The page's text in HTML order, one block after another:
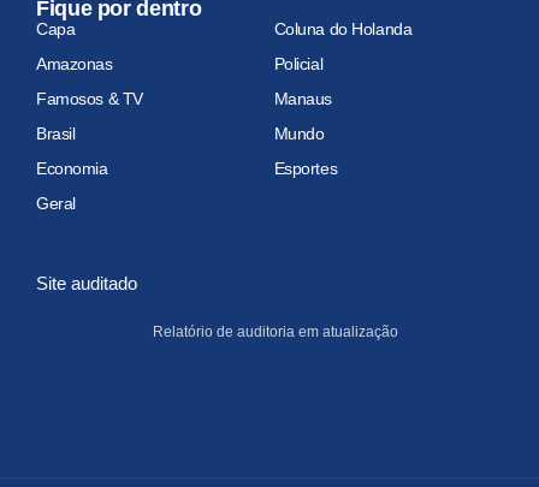
Fique por dentro
Capa
Coluna do Holanda
Amazonas
Policial
Famosos & TV
Manaus
Brasil
Mundo
Economia
Esportes
Geral
Site auditado
Relatório de auditoria em atualização